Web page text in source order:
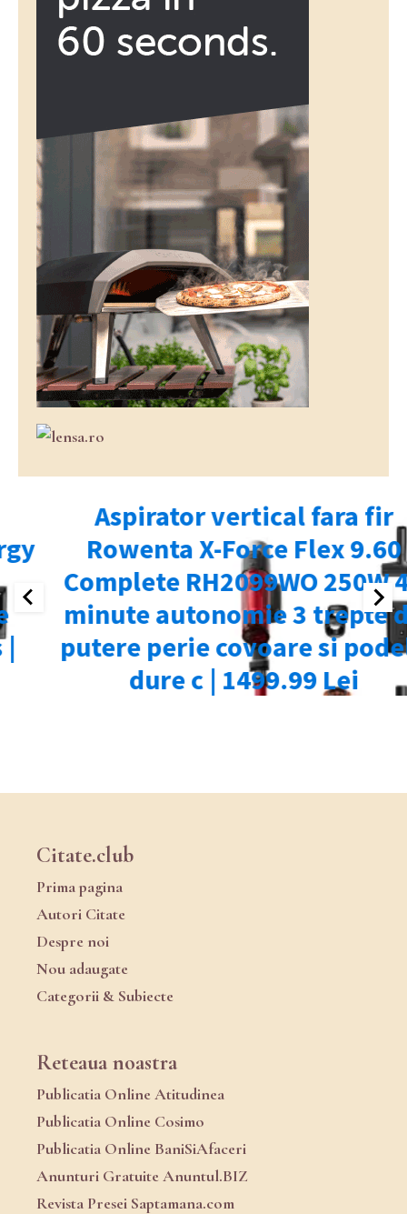
Citate.club
Prima pagina
Autori Citate
Despre noi
Nou adaugate
Categorii & Subiecte
Reteaua noastra
Publicatia Online Atitudinea
Publicatia Online Cosimo
Publicatia Online BaniSiAfaceri
Anunturi Gratuite Anuntul.BIZ
Revista Presei Saptamana.com